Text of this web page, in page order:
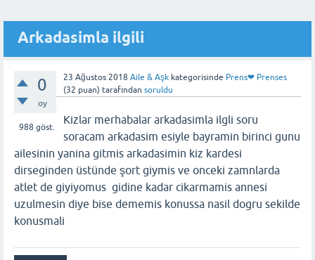
Arkadasimla ilgili
0
oy
988 göst.
23 Ağustos 2018 Aile & Aşk kategorisinde Prens❤ Prenses
(32 puan) tarafından soruldu
Kizlar merhabalar arkadasimla ilgli soru
soracam arkadasim esiyle bayramin birinci gunu
ailesinin yanina gitmis arkadasimin kiz kardesi
dirseginden üstünde şort giymis ve onceki zamnlarda
atlet de giyiyomus gidine kadar cikarmamis annesi
uzulmesin diye bise dememis konussa nasil dogru sekilde
konusmali